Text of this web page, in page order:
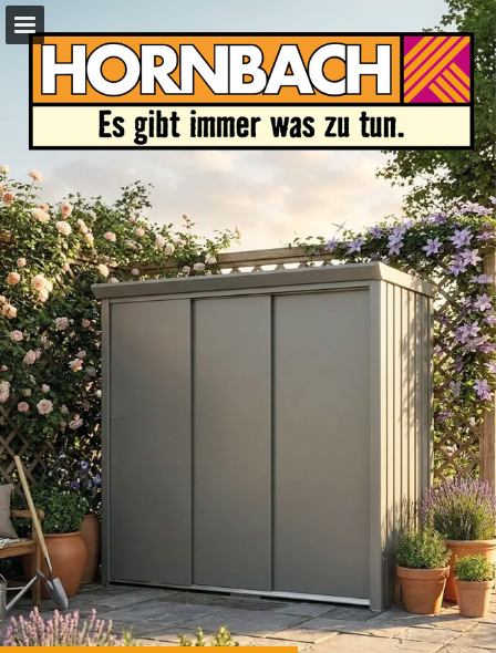
hornbach.at
Seitenübersicht
Vollbild
PDF herunterladen
Suchen
Datenschutzerklärung anzeigen